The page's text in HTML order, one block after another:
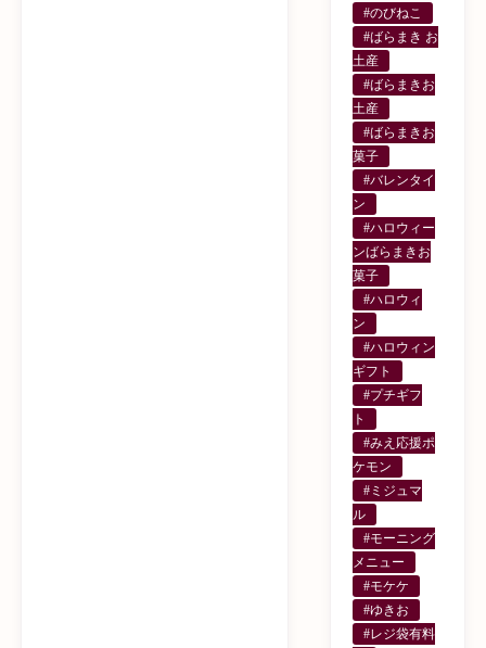
#のびねこ
#ばらまき お
土産
#ばらまきお
土産
#ばらまきお
菓子
#バレンタイ
ン
#ハロウィー
ンばらまきお
菓子
#ハロウィ
ン
#ハロウィン
ギフト
#プチギフ
ト
#みえ応援ポ
ケモン
#ミジュマ
ル
#モーニング
メニュー
#モケケ
#ゆきお
#レジ袋有料